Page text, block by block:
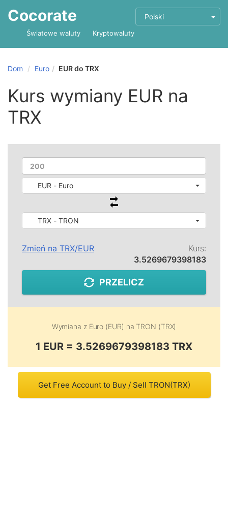
Cocorate Polski
Światowe waluty Kryptowaluty
Dom Euro EUR do TRX
Kurs wymiany EUR na
TRX
EUR - Euro
TRX - TRON
Zmień na TRX/EUR
Kurs:
3.5269679398183
PRZELICZ
Wymiana z Euro (EUR) na TRON (TRX)
1 EUR = 3.5269679398183 TRX
Get Free Account to Buy / Sell TRON(TRX)